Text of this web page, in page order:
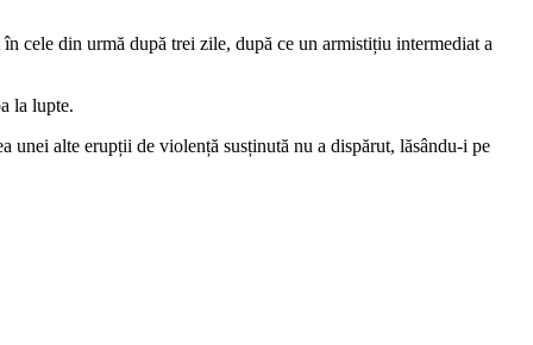
cele din urmă după trei zile, după ce un armistițiu intermediat a
la lupte.
unei alte erupții de violență susținută nu a dispărut, lăsându-i pe